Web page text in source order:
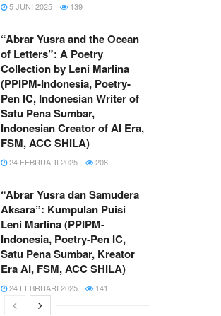
5 JUNI 2025 139
“Abrar Yusra and the Ocean
of Letters”: A Poetry
Collection by Leni Marlina
(PPIPM-Indonesia, Poetry-
Pen IC, Indonesian Writer of
Satu Pena Sumbar,
Indonesian Creator of AI Era,
FSM, ACC SHILA)
24 FEBRUARI 2025 208
“Abrar Yusra dan Samudera
Aksara”: Kumpulan Puisi
Leni Marlina (PPIPM-
Indonesia, Poetry-Pen IC,
Satu Pena Sumbar, Kreator
Era AI, FSM, ACC SHILA)
24 FEBRUARI 2025 141